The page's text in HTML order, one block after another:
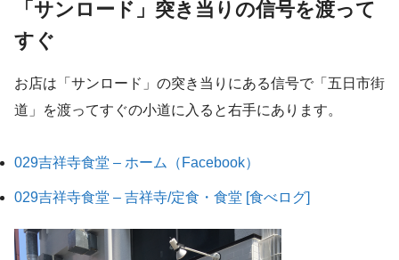
「サンロード」突き当りの信号を渡って
すぐ
お店は「サンロード」の突き当りにある信号で「五日市街
道」を渡ってすぐの小道に入ると右手にあります。
029吉祥寺食堂 – ホーム（Facebook）
029吉祥寺食堂 – 吉祥寺/定食・食堂 [食べログ]